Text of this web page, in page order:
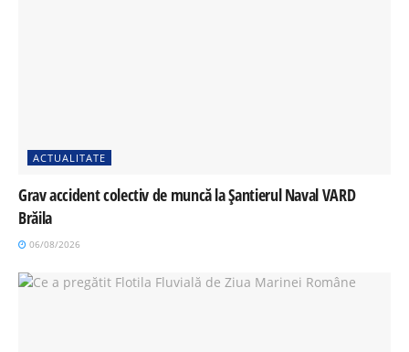
ACTUALITATE
Grav accident colectiv de muncă la Șantierul Naval VARD
Brăila
06/08/2026